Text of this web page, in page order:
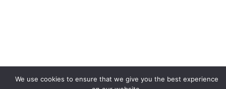
We use cookies to ensure that we give you the best experience